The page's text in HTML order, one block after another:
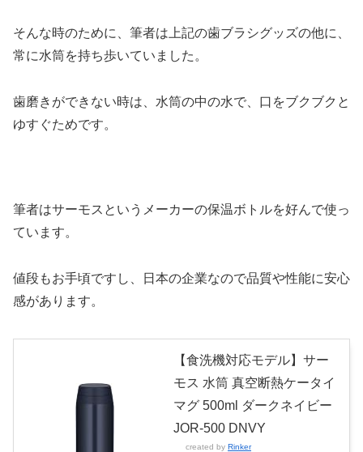
そんな時のために、筆者は上記の歯ブラシグッズの他に、
常に水筒を持ち歩いていました。
歯磨きができない時は、水筒の中の水で、口をブクブクと
ゆすぐためです。
筆者はサーモスというメーカーの保温ボトルを好んで使っ
ています。
値段もお手頃ですし、日本の企業なので品質や性能に安心
感があります。
【食洗機対応モデル】サー
モス 水筒 真空断熱ケータイ
マグ 500ml ダークネイビー
JOR-500 DNVY
created by Rinker